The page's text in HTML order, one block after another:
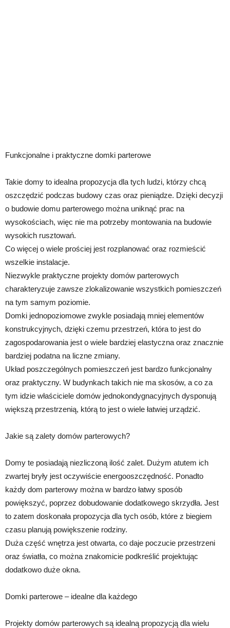
Funkcjonalne i praktyczne domki parterowe
Takie domy to idealna propozycja dla tych ludzi, którzy chcą
oszczędzić podczas budowy czas oraz pieniądze. Dzięki decyzji
o budowie domu parterowego można uniknąć prac na
wysokościach, więc nie ma potrzeby montowania na budowie
wysokich rusztowań.
Co więcej o wiele prościej jest rozplanować oraz rozmieścić
wszelkie instalacje.
Niezwykle praktyczne projekty domów parterowych
charakteryzuje zawsze zlokalizowanie wszystkich pomieszczeń
na tym samym poziomie.
Domki jednopoziomowe zwykle posiadają mniej elementów
konstrukcyjnych, dzięki czemu przestrzeń, która to jest do
zagospodarowania jest o wiele bardziej elastyczna oraz znacznie
bardziej podatna na liczne zmiany.
Układ poszczególnych pomieszczeń jest bardzo funkcjonalny
oraz praktyczny. W budynkach takich nie ma skosów, a co za
tym idzie właściciele domów jednokondygnacyjnych dysponują
większą przestrzenią, którą to jest o wiele łatwiej urządzić.
Jakie są zalety domów parterowych?
Domy te posiadają niezliczoną ilość zalet. Dużym atutem ich
zwartej bryły jest oczywiście energooszczędność. Ponadto
każdy dom parterowy można w bardzo łatwy sposób
powiększyć, poprzez dobudowanie dodatkowego skrzydła. Jest
to zatem doskonała propozycja dla tych osób, które z biegiem
czasu planują powiększenie rodziny.
Duża część wnętrza jest otwarta, co daje poczucie przestrzeni
oraz światła, co można znakomicie podkreślić projektując
dodatkowo duże okna.
Domki parterowe – idealne dla każdego
Projekty domów parterowych są idealną propozycją dla wielu